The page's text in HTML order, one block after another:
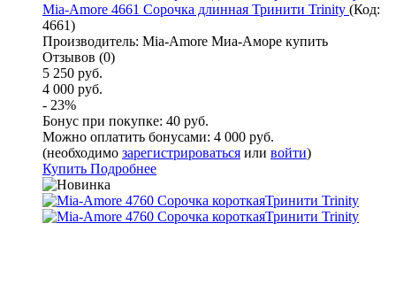
Mia-Amore 4661 Сорочка длинная Тринити Trinity (Код:
4661)
Производитель: Mia-Amore Миа-Аморе купить
Отзывов (0)
5 250 руб.
4 000 руб.
- 23%
Бонус при покупке: 40 руб.
Можно оплатить бонусами: 4 000 руб.
(необходимо зарегистрироваться или войти)
Купить Подробнее